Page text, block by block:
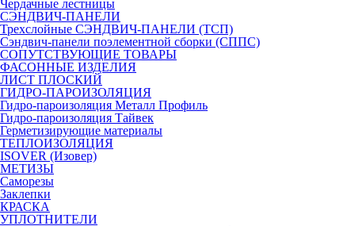
Чердачные лестницы
СЭНДВИЧ-ПАНЕЛИ
Трехслойные СЭНДВИЧ-ПАНЕЛИ (ТСП)
Сэндвич-панели поэлементной сборки (СППС)
СОПУТСТВУЮЩИЕ ТОВАРЫ
ФАСОННЫЕ ИЗДЕЛИЯ
ЛИСТ ПЛОСКИЙ
ГИДРО-ПАРОИЗОЛЯЦИЯ
Гидро-пароизоляция Металл Профиль
Гидро-пароизоляция Тайвек
Герметизирующие материалы
ТЕПЛОИЗОЛЯЦИЯ
ISOVER (Изовер)
МЕТИЗЫ
Саморезы
Заклепки
КРАСКА
УПЛОТНИТЕЛИ